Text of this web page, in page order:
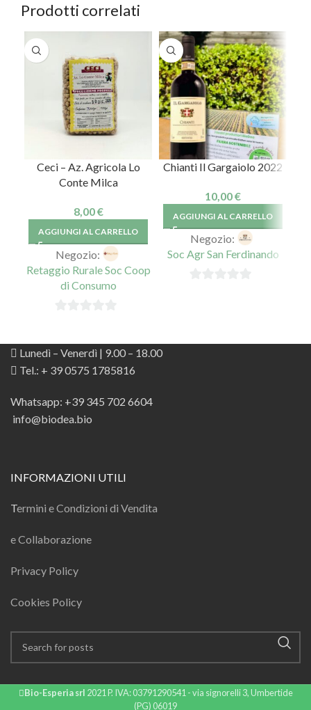
Prodotti correlati
Ceci – Az. Agricola Lo
Conte Milca
8,00€
AGGIUNGI AL CARRELLO
Negozio:
Retaggio Rurale Soc Coop
di Consumo
5
Chianti Il Gargaiolo 2022
10,00€
AGGIUNGI AL CARRELLO
Negozio:
Soc Agr San Ferdinando
Lunedì – Venerdì | 9.00 – 18.00
Tel.: + 39 0575 1785816
Whatsapp: +39 345 702 6604
info@biodea.bio
INFORMAZIONI UTILI
Termini e Condizioni di Vendita
e Collaborazione
Privacy Policy
Cookies Policy
Bio-Esperia srl 2021 P. IVA: 03791290541 - via signorelli 3, Umbertide
(PG) 06019